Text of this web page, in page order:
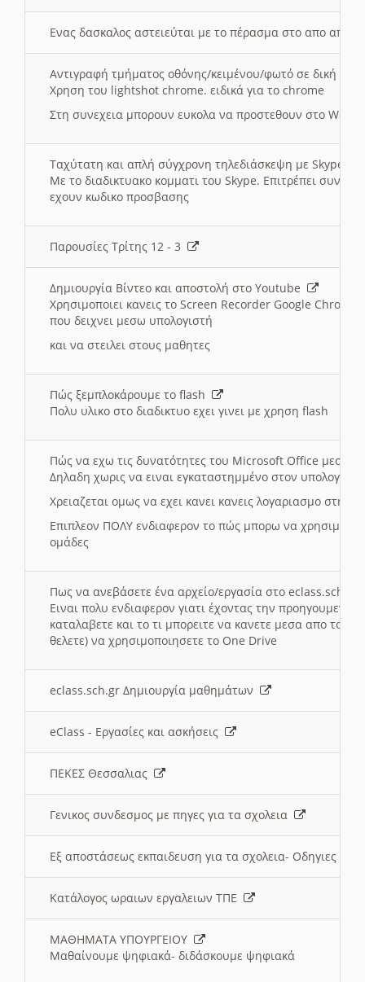
Ενας δασκαλος αστειεύται με το πέρασμα στο απο
Αντιγραφή τμήματος οθόνης/κειμένου/φωτό σε δική
Χρηση του lightshot chrome. ειδικά για το chrome
Στη συνεχεια μπορουν ευκολα να προστεθουν στο Word
Ταχύτατη και απλή σύγχρονη τηλεδιάσκεψη με Skype
Με το διαδικτυακο κομματι του Skype. Επιτρέπει
εχουν κωδικο προσβασης
Παρουσίες Τρίτης 12 - 3
Δημιουργία Βίντεο και αποστολή στο Youtube
Χρησιμοποιει κανεις το Screen Recorder Google Chrome
που δειχνει μεσω υπολογιστή
και να στειλει στους μαθητες
Πώς ξεμπλοκάρουμε το flash
Πολυ υλικο στο διαδικτυο εχει γινει με χρηση flash
Πώς να εχω τις δυνατότητες του Microsoft Office μεσω
Δηλαδη χωρις να ειναι εγκαταστημμένο στον
Χρειαζεται ομως να εχει κανει κανεις λογαριασμο στη
Επιπλεον ΠΟΛΥ ενδιαφερον το πώς μπορω να
ομάδες
Πως να ανεβάσετε ένα αρχείο/εργασία στο eclass.sch.gr
Ειναι πολυ ενδιαφερον γιατι έχοντας την
καταλαβετε και το τι μπορειτε να κανετε μεσα απο το
θελετε) να χρησιμοποιησετε το One Drive
eclass.sch.gr Δημιουργία μαθημάτων
eClass - Εργασίες και ασκήσεις
ΠΕΚΕΣ Θεσσαλιας
Γενικος συνδεσμος με πηγες για τα σχολεια
Εξ αποστάσεως εκπαιδευση για τα σχολεια- Οδηγιες
Κατάλογος ωραιων εργαλειων ΤΠΕ
ΜΑΘΗΜΑΤΑ ΥΠΟΥΡΓΕΙΟΥ
Μαθαίνουμε ψηφιακά- διδάσκουμε ψηφιακά